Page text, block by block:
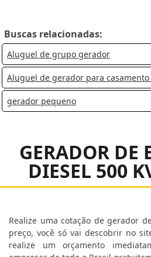
Buscas relacionadas:
Aluguel de grupo gerador
Aluguel de gerador para casamento
gerador pequeno
GERADOR DE
DIESEL 500
Realize uma cotação de gerador
preço, você só vai descobrir no
realize um orçamento